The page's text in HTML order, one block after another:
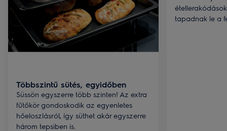
Többszintű sütés, egyidőben
Süssön egyszerre több szinten! Az extra
fűtőkör gondoskodik az egyenletes
hőeloszlásról, így süthet akár egyszerre
három tepsiben is.
tapadnak le a